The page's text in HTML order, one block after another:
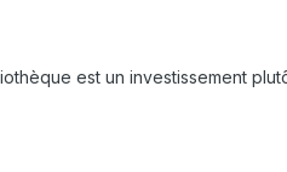
est un investissement